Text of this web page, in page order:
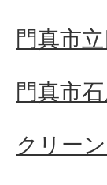
門真市
門真市
クリー